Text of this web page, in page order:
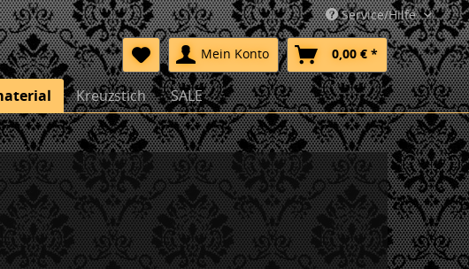
Service/Hilfe
Mein Konto 0,00 € *
Kreuzstich SALE